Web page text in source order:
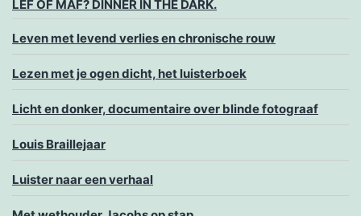
LEF OF MAF? DINNER IN THE DARK.
Leven met levend verlies en chronische rouw
Lezen met je ogen dicht, het luisterboek
Licht en donker, documentaire over blinde fotograaf
Louis Braillejaar
Luister naar een verhaal